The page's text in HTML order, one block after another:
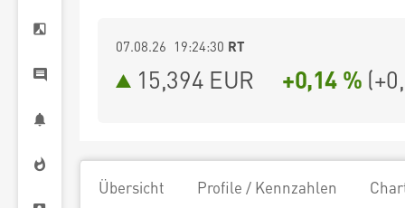
07.08.26 19:24:30 RT
15,394 EUR +0,14 % (
Übersicht Profile / Kennzahlen